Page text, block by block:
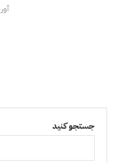
آوریل
جستجو کنید